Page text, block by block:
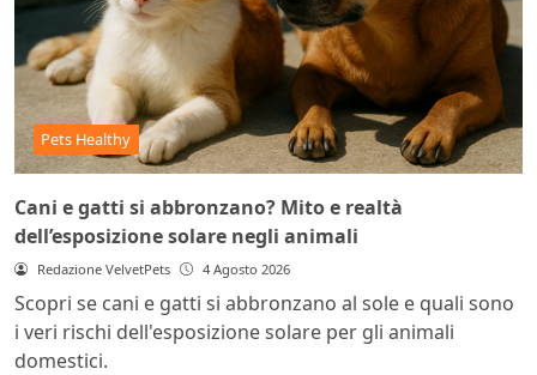
Pets Healthy
Cani e gatti si abbronzano? Mito e realtà
dell’esposizione solare negli animali
Redazione VelvetPets 4 Agosto 2026
Scopri se cani e gatti si abbronzano al sole e quali sono
i veri rischi dell'esposizione solare per gli animali
domestici.